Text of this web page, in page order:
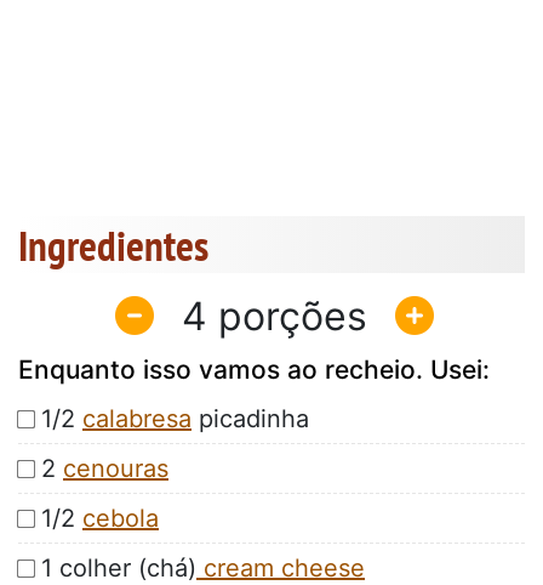
Ingredientes
4
Enquanto isso vamos ao recheio. Usei:
1/2 calabresa picadinha
2 cenouras
1/2 cebola
1 colher (chá) cream cheese